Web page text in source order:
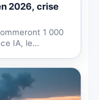
2026, crise
1 000
IA, le